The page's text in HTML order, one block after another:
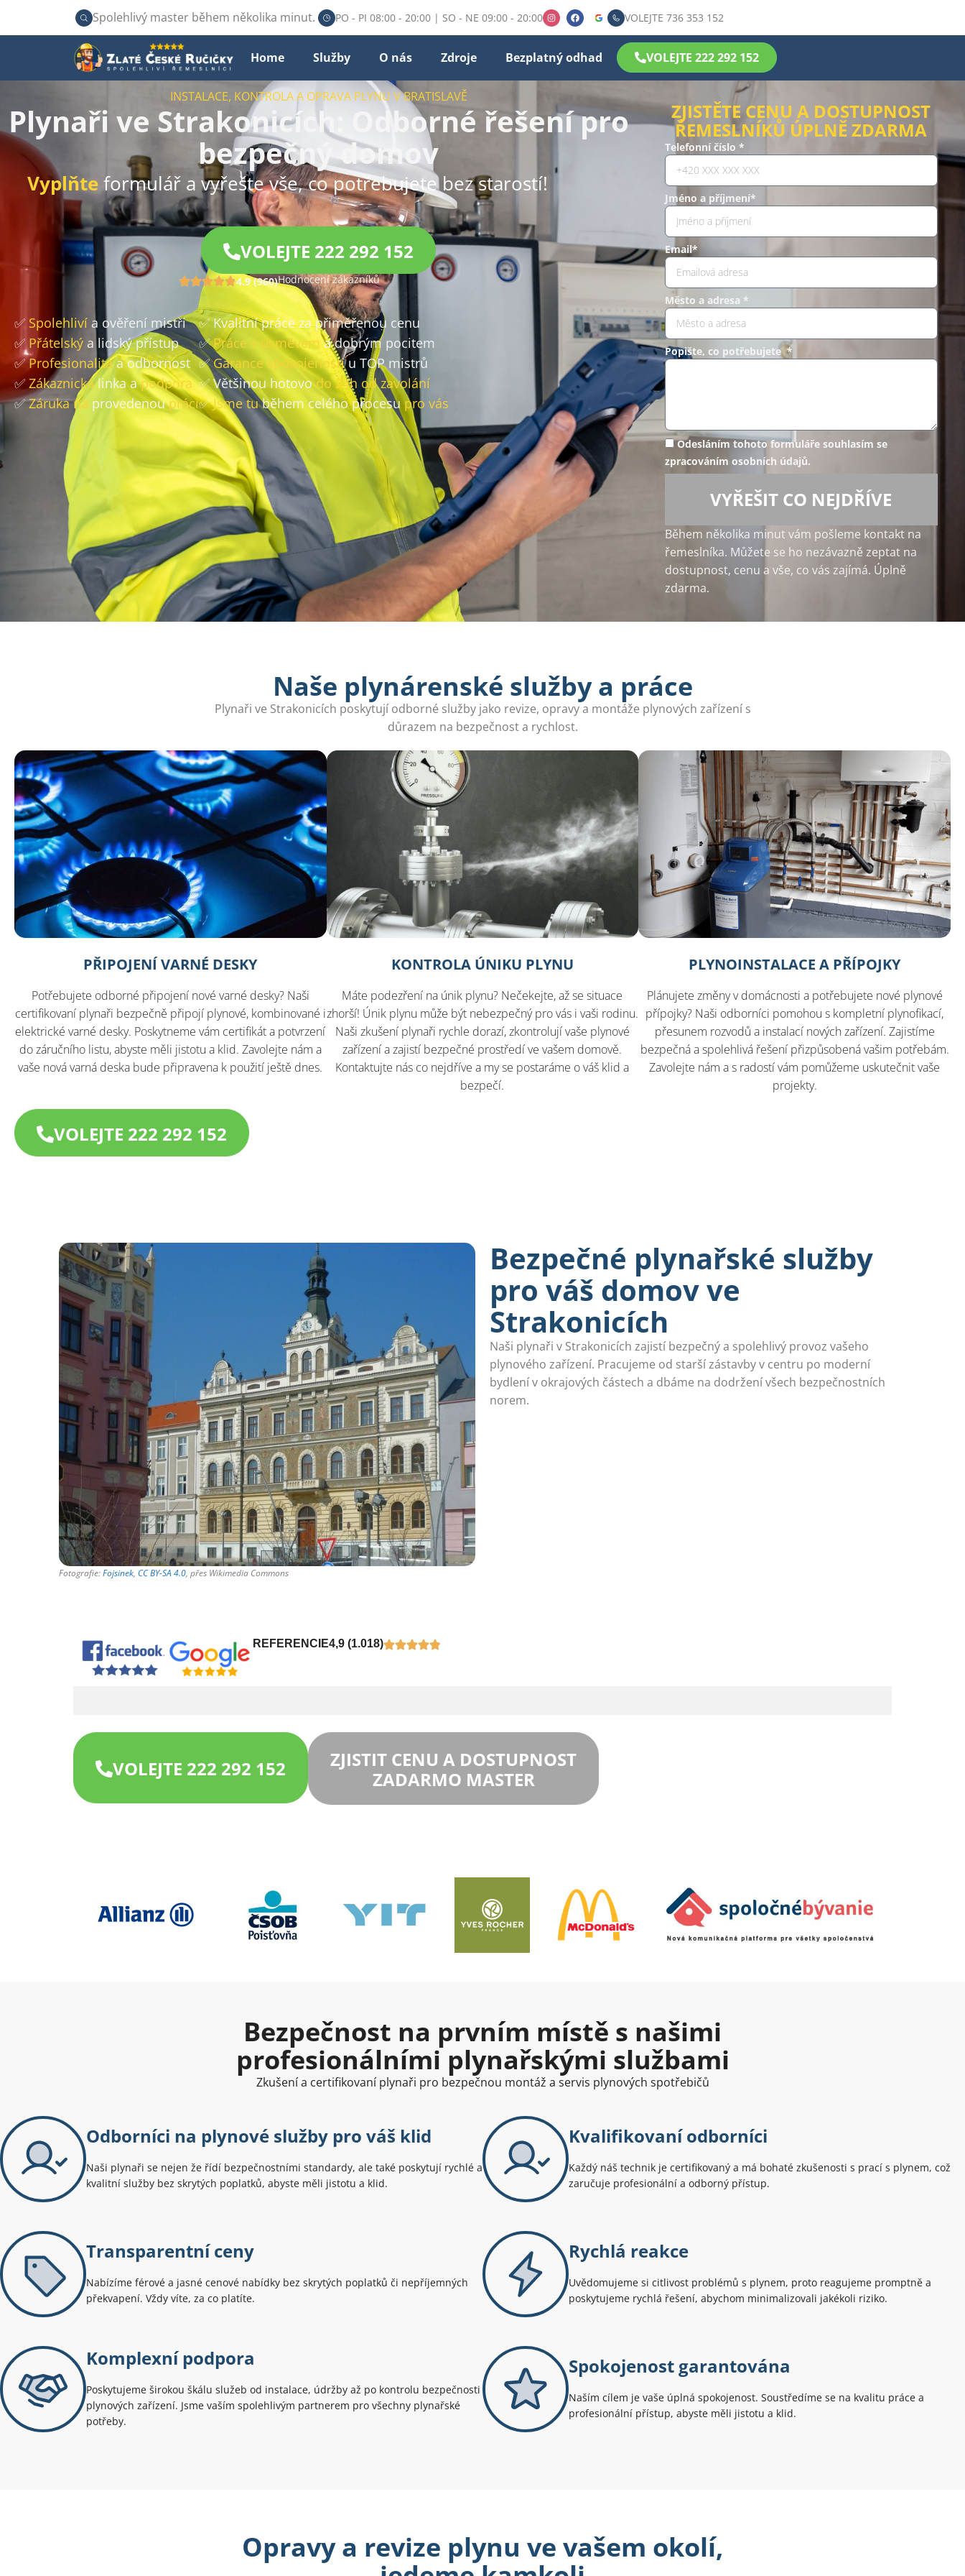
Spolehlivý master během několika minut. PO - PI 08:00 - 20:00 | SO - NE 09:00 - 20:00 VOLEJTE 736 353 152
Home Služby O nás Zdroje Bezplatný odhad VOLEJTE 222 292 152
INSTALACE, KONTROLA A OPRAVA PLYNU V BRATISLAVĚ
Plynaři ve Strakonicích: Odborné řešení pro
bezpečný domov
Vyplňteformulář a vyřešte vše, co potřebujete bez starostí!
VOLEJTE 222 292 152
4.9 (960)Hodnocení zákazníků
✅ Spolehliví a ověření mistři
✅Přátelský a lidský přístup
✅Profesionalitaa odbornost
✅Zákaznickálinka apodpora
✅Záruka na provedenoupráci
✅ Kvalitní práce za přiměřenou cenu
✅Práce s úsměvema dobrým pocitem
✅Garance spokojenostiu TOP mistrů
✅ Většinou hotovodo 24h od zavolání
✅Jsme tuběhem celého procesupro vás
ZJISTĚTE CENU A DOSTUPNOST
ŘEMESLNÍKŮ ÚPLNĚ ZDARMA
Telefonní číslo *
Jméno a příjmení*
Email*
Město a adresa *
Popište, co potřebujete *
Odesláním tohoto formuláře souhlasím se
zpracováním osobních údajů.
VYŘEŠIT CO NEJDŘÍVE
Během několika minut vám pošleme kontakt na
řemeslníka. Můžete se ho nezávazně zeptat na
dostupnost, cenu a vše, co vás zajímá. Úplně
zdarma.
Naše plynárenské služby a práce
Plynaři ve Strakonicích poskytují odborné služby jako revize, opravy a montáže plynových zařízení s
důrazem na bezpečnost a rychlost.
PŘIPOJENÍ VARNÉ DESKY
Potřebujete odborné připojení nové varné desky? Naši
certifikovaní plynaři bezpečně připojí plynové, kombinované i
elektrické varné desky. Poskytneme vám certifikát a potvrzení
do záručního listu, abyste měli jistotu a klid. Zavolejte nám a
vaše nová varná deska bude připravena k použití ještě dnes.
KONTROLA ÚNIKU PLYNU
Máte podezření na únik plynu? Nečekejte, až se situace
zhorší! Únik plynu může být nebezpečný pro vás i vaši rodinu.
Naši zkušení plynaři rychle dorazí, zkontrolují vaše plynové
zařízení a zajistí bezpečné prostředí ve vašem domově.
Kontaktujte nás co nejdříve a my se postaráme o váš klid a
bezpečí.
PLYNOINSTALACE A PŘÍPOJKY
Plánujete změny v domácnosti a potřebujete nové plynové
přípojky? Naši odborníci pomohou s kompletní plynofikací,
přesunem rozvodů a instalací nových zařízení. Zajistíme
bezpečná a spolehlivá řešení přizpůsobená vašim potřebám.
Zavolejte nám a s radostí vám pomůžeme uskutečnit vaše
projekty.
VOLEJTE 222 292 152
Fotografie:Fojsinek, CC BY-SA 4.0, přes Wikimedia Commons
Bezpečné plynařské služby
pro váš domov ve
Strakonicích
Naši plynaři v Strakonicích zajistí bezpečný a spolehlivý provoz vašeho
plynového zařízení. Pracujeme od starší zástavby v centru po moderní
bydlení v okrajových částech a dbáme na dodržení všech bezpečnostních
norem.
REFERENCIE4,9 (1.018)
VOLEJTE 222 292 152
ZJISTIT CENU A DOSTUPNOST
ZADARMO MASTER
Bezpečnost na prvním místě s našimi
profesionálními plynařskými službami
Zkušení a certifikovaní plynaři pro bezpečnou montáž a servis plynových spotřebičů
Odborníci na plynové služby pro váš klid
Naši plynaři se nejen že řídí bezpečnostními standardy, ale také poskytují rychlé a
kvalitní služby bez skrytých poplatků, abyste měli jistotu a klid.
Kvalifikovaní odborníci
Každý náš technik je certifikovaný a má bohaté zkušenosti s prací s plynem, což
zaručuje profesionální a odborný přístup.
Transparentní ceny
Nabízíme férové a jasné cenové nabídky bez skrytých poplatků či nepříjemných
překvapení. Vždy víte, za co platíte.
Rychlá reakce
Uvědomujeme si citlivost problémů s plynem, proto reagujeme promptně a
poskytujeme rychlá řešení, abychom minimalizovali jakékoli riziko.
Komplexní podpora
Poskytujeme širokou škálu služeb od instalace, údržby až po kontrolu bezpečnosti
plynových zařízení. Jsme vaším spolehlivým partnerem pro všechny plynařské
potřeby.
Spokojenost garantována
Naším cílem je vaše úplná spokojenost. Soustředíme se na kvalitu práce a
profesionální přístup, abyste měli jistotu a klid.
Opravy a revize plynu ve vašem okolí,